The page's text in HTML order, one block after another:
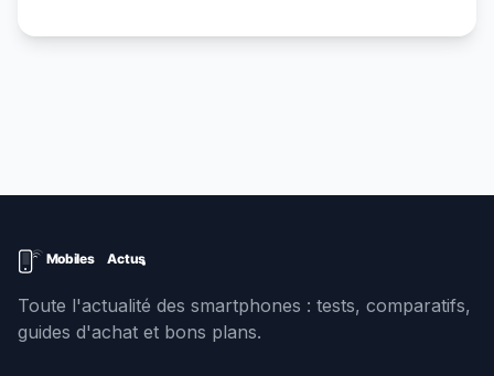
Toute l'actualité des smartphones : tests, comparatifs,
guides d'achat et bons plans.